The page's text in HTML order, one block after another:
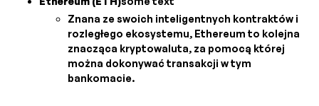
Znana ze swoich inteligentnych kontraktów i
rozległego ekosystemu, Ethereum to kolejna
znacząca kryptowaluta, za pomocą której
można dokonywać transakcji w tym
bankomacie.